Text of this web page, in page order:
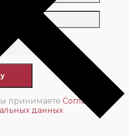
принимаете Соглашение
данных